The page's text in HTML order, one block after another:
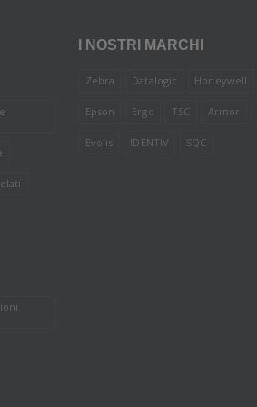
I NOSTRI MARCHI
Zebra Datalogic Honeywell
Epson Ergo TSC Armor
Evolis IDENTIV SQC